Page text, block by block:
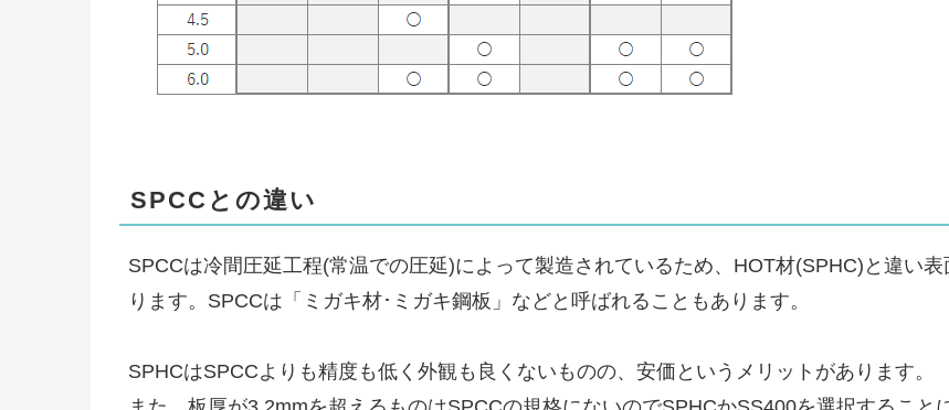
SPCCとの違い
SPCCは冷間圧延工程(常温での圧延)によって製造されているため、HOT材(SPHC)と違い表
ります。SPCCは「ミガキ材･ミガキ鋼板」などと呼ばれることもあります。
SPHCはSPCCよりも精度も低く外観も良くないものの、安価というメリットがあります。